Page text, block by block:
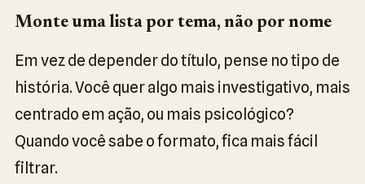
Monte uma lista por tema, não por nome
Em vez de depender do título, pense no tipo de
história. Você quer algo mais investigativo, mais
centrado em ação, ou mais psicológico?
Quando você sabe o formato, fica mais fácil
filtrar.